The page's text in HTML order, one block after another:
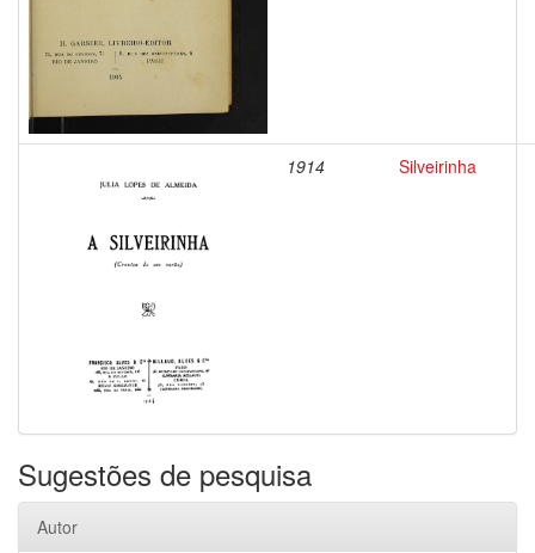
1914 Silveirinha
Sugestões de pesquisa
Autor